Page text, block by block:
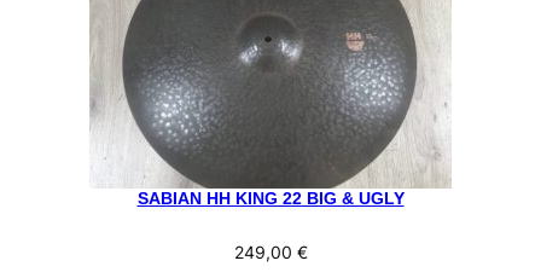
SABIAN HH KING 22 BIG & UGLY
249,00 €